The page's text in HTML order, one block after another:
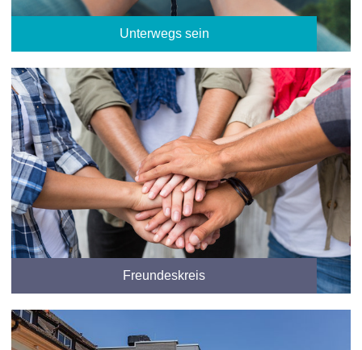
Unterwegs sein
Freundeskreis